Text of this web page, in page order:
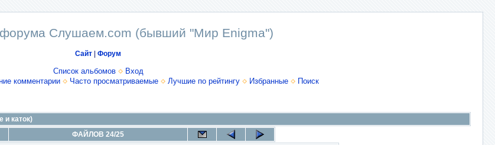
Слушаем.com (бывший "Мир Enigma")
Сайт Форум
Список альбомов
Вход
комментарии Часто просматриваемые Лучшие по рейтингу Избранные Поиск
и каток)
ФАЙЛОВ 24/25